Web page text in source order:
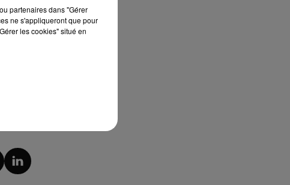
vélos
partenaires dans "Gérer
ne s'appliqueront que pour
les cookies" situé en